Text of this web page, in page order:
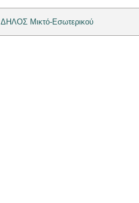
ΔΗΛΟΣ Μικτό-Εσωτερικού